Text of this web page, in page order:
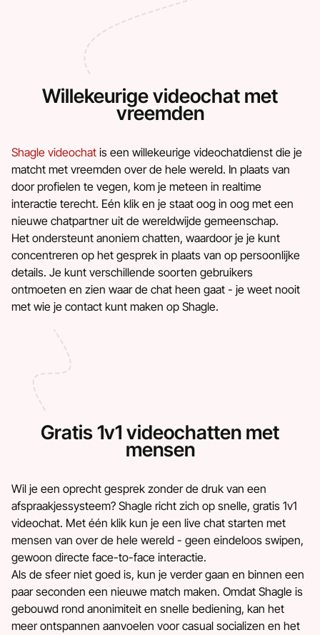
Willekeurige videochat met
vreemden
Shagle videochat is een willekeurige videochatdienst die je
matcht met vreemden over de hele wereld. In plaats van
door profielen te vegen, kom je meteen in realtime
interactie terecht. Eén klik en je staat oog in oog met een
nieuwe chatpartner uit de wereldwijde gemeenschap.
Het ondersteunt anoniem chatten, waardoor je je kunt
concentreren op het gesprek in plaats van op persoonlijke
details. Je kunt verschillende soorten gebruikers
ontmoeten en zien waar de chat heen gaat - je weet nooit
met wie je contact kunt maken op Shagle.
Gratis 1v1 videochatten met
mensen
Wil je een oprecht gesprek zonder de druk van een
afspraakjessysteem? Shagle richt zich op snelle, gratis 1v1
videochat. Met één klik kun je een live chat starten met
mensen van over de hele wereld - geen eindeloos swipen,
gewoon directe face-to-face interactie.
Als de sfeer niet goed is, kun je verder gaan en binnen een
paar seconden een nieuwe match maken. Omdat Shagle is
gebouwd rond anonimiteit en snelle bediening, kan het
meer ontspannen aanvoelen voor casual socializen en het